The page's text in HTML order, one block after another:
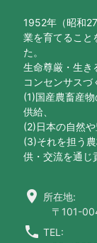
1952年（昭和
業を育てること
た。
生命尊厳・生き
コンセンサスづ
(1)国産農畜産
供給、
(2)日本の自然
(3)それを担う
供・交流を通じ
location_on 所在地:
〒101-
call TEL: